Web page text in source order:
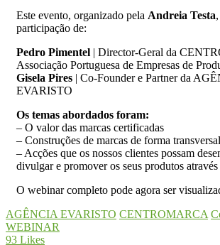
Este evento, organizado pela Andreia Testa
participação de:
Pedro Pimentel | Director-Geral da
Associação Portuguesa de Empresas de
Gisela Pires | Co-Founder e Partner da
EVARISTO
Os temas abordados foram:
– O valor das marcas certificadas
– Construções de marcas de forma transversal
– Acções que os nossos clientes possam
divulgar e promover os seus produtos
O webinar completo pode agora ser
AGÊNCIA EVARISTO CENTROMARCA
WEBINAR
93 Likes